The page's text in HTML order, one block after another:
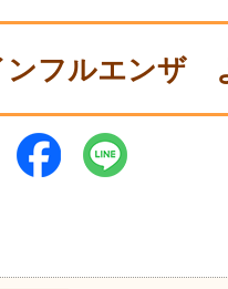
ンフルエンザ